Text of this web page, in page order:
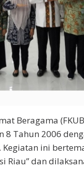
Beragama
8 Tahun 2006
ini
Riau” dan